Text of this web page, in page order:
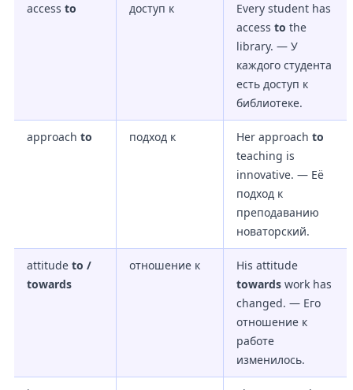
access to доступ к
Every student has
access to the
library. — У
каждого студента
есть доступ к
библиотеке.
approach to подход к Her approach to
teaching is
innovative. — Её
подход к
преподаванию
новаторский.
attitude to /
towards
отношение к
His attitude
towards work has
changed. — Его
отношение к
работе
изменилось.